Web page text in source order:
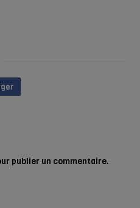
publier un commentaire.